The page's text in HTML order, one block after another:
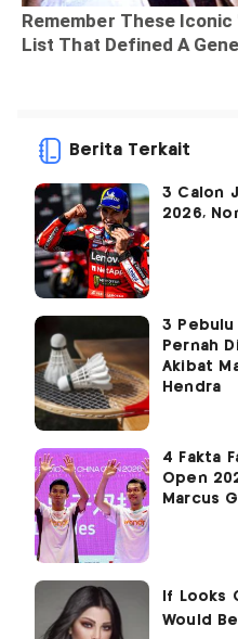
Berita Terkait
3 Calon
2026,
3 Pebulu
Pernah
Akibat
Hendra
4 Fakta
Open
Marcus